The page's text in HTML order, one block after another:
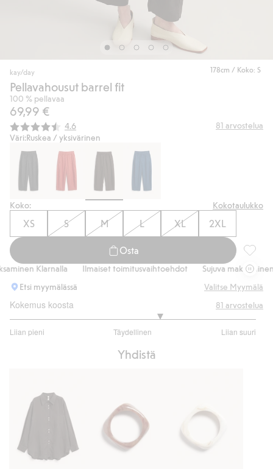
178cm / Koko: S
kay/day
Pellavahousut barrel fit
100 % pellavaa
69,99 €
Keskimääräinen luokitus:
4.6 81 arvostelua
Väri:Ruskea / yksivärinen
Koko: Kokotaulukko
XS S M L XL 2XL
Osta
Klarnalla Ilmaiset toimitusvaihtoehdot
Sujuva maksaminen
Etsi myymälässä
Valitse Myymälä
Kokemus koosta
Liian pieni Täydellinen Liian suuri
/
81 arvostelua
Yhdistä